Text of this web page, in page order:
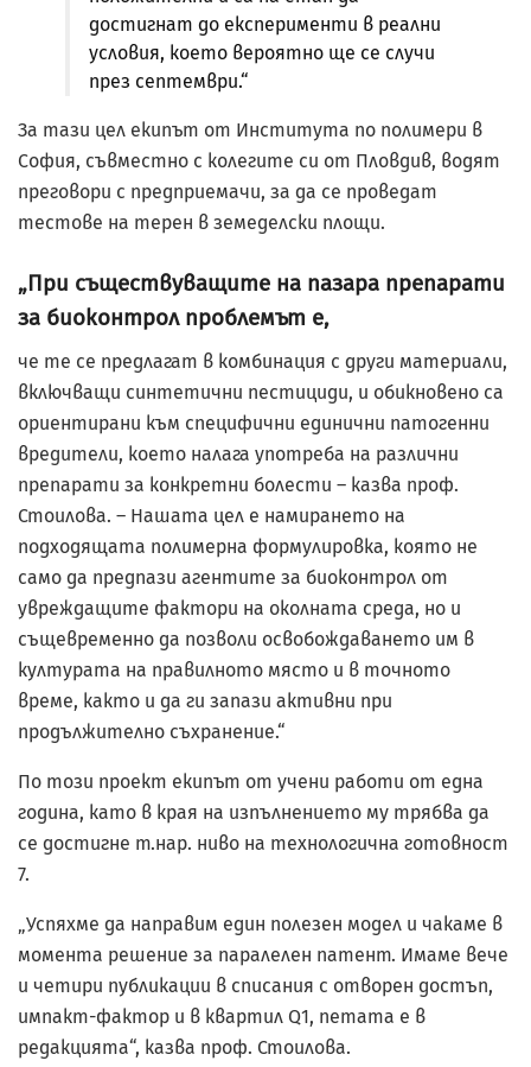
достигнат до експерименти в реални
условия, което вероятно ще се случи
през септември.“
За тази цел екипът от Института по полимери в
София, съвместно с колегите си от Пловдив, водят
преговори с предприемачи, за да се проведат
тестове на терен в земеделски площи.
„При съществуващите на пазара препарати
за биоконтрол проблемът е,
че те се предлагат в комбинация с други материали,
включващи синтетични пестициди, и обикновено са
ориентирани към специфични единични патогенни
вредители, което налага употреба на различни
препарати за конкретни болести – казва проф.
Стоилова. – Нашата цел е намирането на
подходящата полимерна формулировка, която не
само да предпази агентите за биоконтрол от
увреждащите фактори на околната среда, но и
същевременно да позволи освобождаването им в
културата на правилното място и в точното
време, както и да ги запази активни при
продължително съхранение.“
По този проект екипът от учени работи от една
година, като в края на изпълнението му трябва да
се достигне т.нар. ниво на технологична готовност
7.
„Успяхме да направим един полезен модел и чакаме в
момента решение за паралелен патент. Имаме вече
и четири публикации в списания с отворен достъп,
импакт-фактор и в квартил Q1, петата е в
редакцията“, казва проф. Стоилова.